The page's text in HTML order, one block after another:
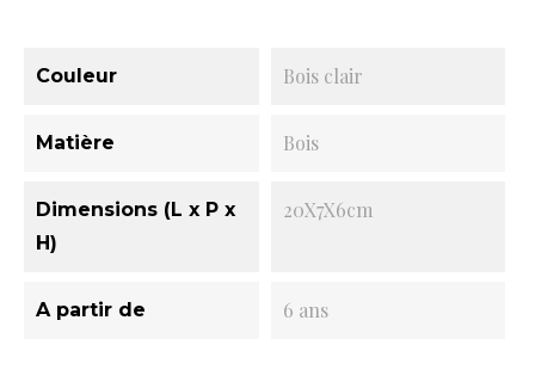
Couleur Bois clair
Matière Bois
Dimensions (L x P x
H)
20X7X6cm
A partir de 6 ans